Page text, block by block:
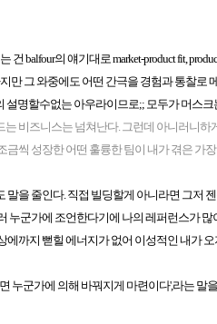
balfour의 얘기대로 market-product fit,
만 그 와중에도 어떤 간극을 경험과 통찰로
설명할수없는 아우라이므로;; 모두가 머스
비즈니스는 넘쳐난다. 그런데 아니러니
금씩 성장한 어떤 훌륭한 팀이 내가 겪은 가
말을 줄인다. 직접 빌딩할게 아니라면 그저
누군가에 조언한다기에 나의 레퍼런스가 많
에까지 뻗힐 에너지가 없어 이성적인 내가
누군가에 의해 바꿔지게 마련이다',라는 말